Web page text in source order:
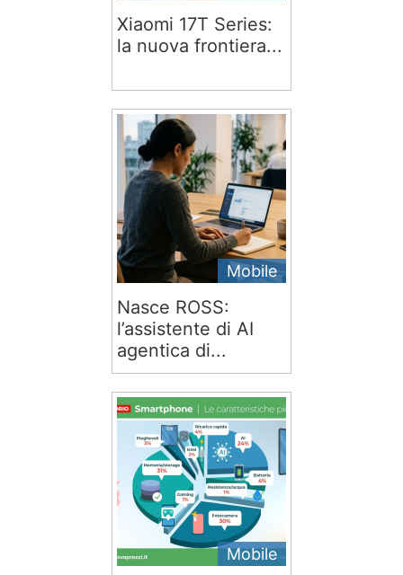
Xiaomi 17T Series:
la nuova frontiera...
Mobile
Nasce ROSS:
l’assistente di AI
agentica di...
Mobile